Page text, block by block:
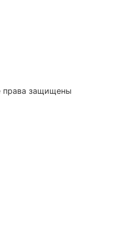
права защищены